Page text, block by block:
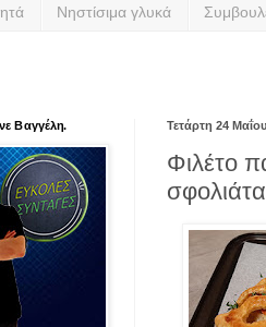
Νηστίσιμα γλυκά
Τετάρτη 24
Φιλέτο
σφολιάτα
Βαγγέλη.